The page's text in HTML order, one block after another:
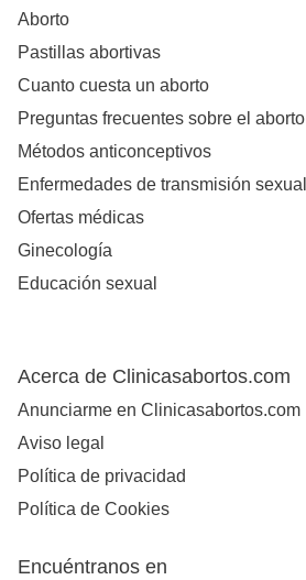
Aborto
Pastillas abortivas
Cuanto cuesta un aborto
Preguntas frecuentes sobre el aborto
Métodos anticonceptivos
Enfermedades de transmisión sexual
Ofertas médicas
Ginecología
Educación sexual
Acerca de Clinicasabortos.com
Anunciarme en Clinicasabortos.com
Aviso legal
Política de privacidad
Política de Cookies
Encuéntranos en